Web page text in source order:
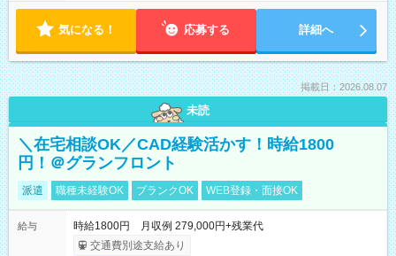
気になる！ 応募する 詳細へ
掲載日：2026.08.07
未読
＼在宅相談OK／CAD経験活かす！時給1800
円！＠グランフロント
派遣 職種未経験OK ブランクOK WEB登録・面接OK
給与
時給1800円 月収例 279,000円+残業代
交通費別途支給あり